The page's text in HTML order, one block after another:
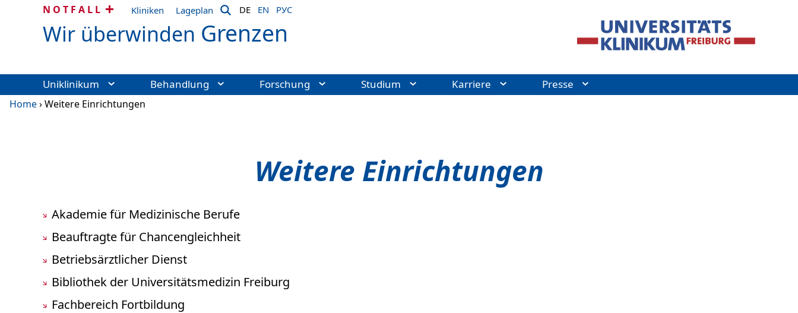
NOTFALL Kliniken Lageplan DE EN РУС
Wir überwinden Grenzen
Uniklinikum Behandlung Forschung Studium Karriere Presse
Home›Weitere Einrichtungen
Weitere Einrichtungen
Akademie für Medizinische Berufe
Beauftragte für Chancengleichheit
Betriebsärztlicher Dienst
Bibliothek der Universitätsmedizin Freiburg
Fachbereich Fortbildung